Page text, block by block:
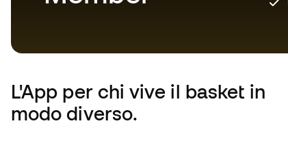
L'App per chi vive il basket in
modo diverso.